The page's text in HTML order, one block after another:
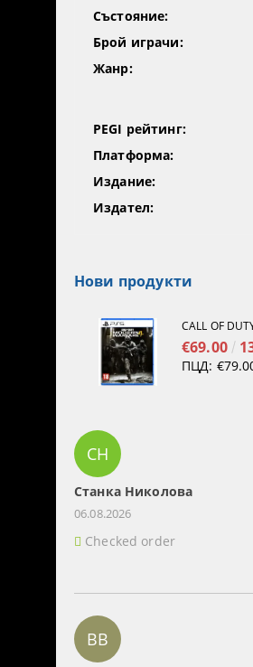
Състояние:
Брой играчи:
Жанр:
PEGI рейтинг:
Платформа:
Издание:
Издател:
Нови продукти
€69.00
ПЦД:
СН
Станка Николова
06.08.2026
Checked order
BB